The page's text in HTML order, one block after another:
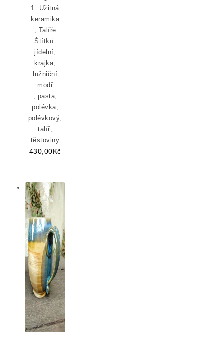
1. Užitná
keramika
Talíře
Štítků:
jídelní
krajka
lužniční
modř
pasta
polévka
polévkový
talíř,
těstoviny
430,00Kč